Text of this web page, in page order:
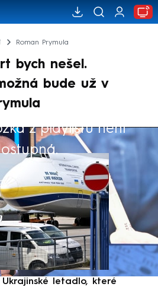
Roman Prymula
bych nešel.
bude už v
z playlistu není
letadlo, které